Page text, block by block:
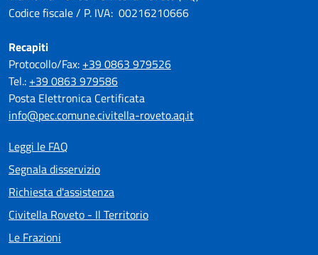
Codice fiscale / P. IVA: 00216210666
Recapiti
Protocollo/Fax: +39 0863 979526
Tel.: +39 0863 979586
Posta Elettronica Certificata
info@pec.comune.civitella-roveto.aq.it
Leggi le FAQ
Segnala disservizio
Richiesta d'assistenza
Civitella Roveto - Il Territorio
Le Frazioni